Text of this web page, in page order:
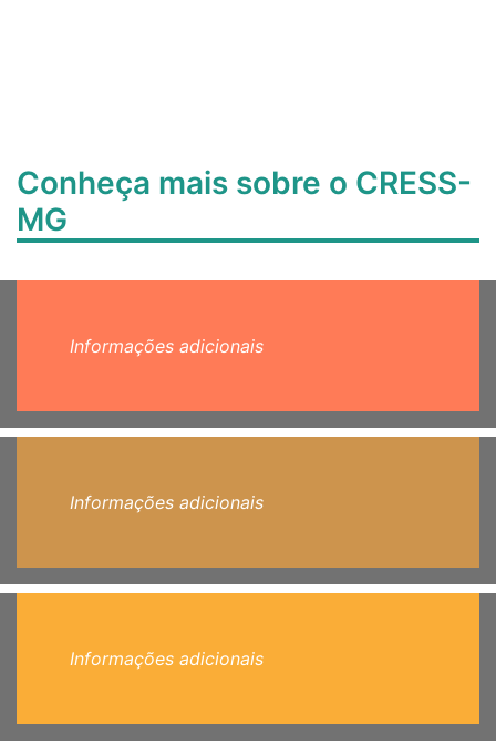
Conheça mais sobre o CRESS-
MG
Informações adicionais
Informações adicionais
Informações adicionais